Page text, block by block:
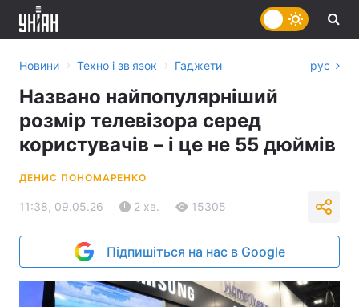
Новини › Техно і зв'язок › Гаджети рус
Названо найпопулярніший
розмір телевізора серед
користувачів – і це не 55 дюймів
ДЕНИС ПОНОМАРЕНКО
11:38, 09.05.26 2 хв. 15305
Підпишіться на нас в Google